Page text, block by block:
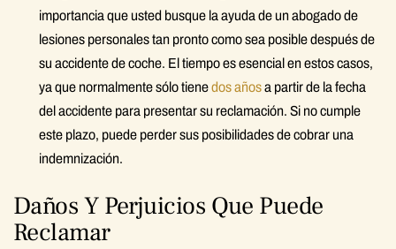
importancia que usted busque la ayuda de un abogado de
lesiones personales tan pronto como sea posible después de
su accidente de coche. El tiempo es esencial en estos casos,
ya que normalmente sólo tienedos añosa partir de la fecha
del accidente para presentar su reclamación. Si no cumple
este plazo, puede perder sus posibilidades de cobrar una
indemnización.
Daños Y Perjuicios Que Puede
Reclamar